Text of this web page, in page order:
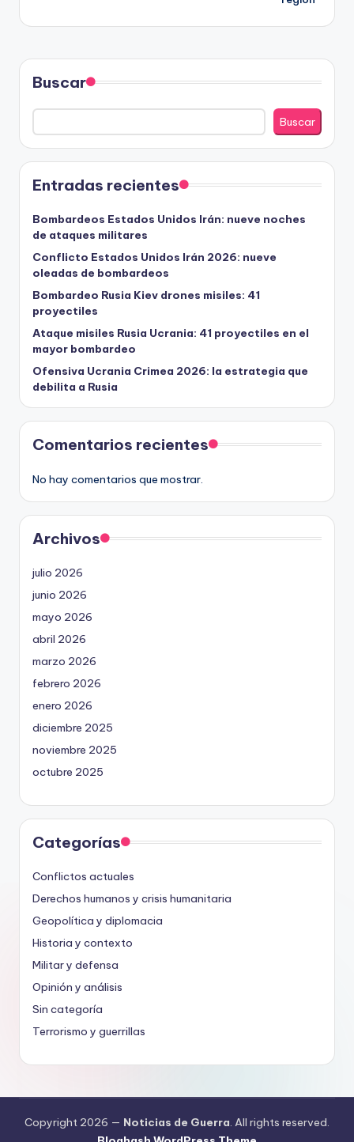
Buscar
Buscar
Entradas recientes
Bombardeos Estados Unidos Irán: nueve noches
de ataques militares
Conflicto Estados Unidos Irán 2026: nueve
oleadas de bombardeos
Bombardeo Rusia Kiev drones misiles: 41
proyectiles
Ataque misiles Rusia Ucrania: 41 proyectiles en el
mayor bombardeo
Ofensiva Ucrania Crimea 2026: la estrategia que
debilita a Rusia
Comentarios recientes
No hay comentarios que mostrar.
Archivos
julio 2026
junio 2026
mayo 2026
abril 2026
marzo 2026
febrero 2026
enero 2026
diciembre 2025
noviembre 2025
octubre 2025
Categorías
Conflictos actuales
Derechos humanos y crisis humanitaria
Geopolítica y diplomacia
Historia y contexto
Militar y defensa
Opinión y análisis
Sin categoría
Terrorismo y guerrillas
Copyright 2026 — Noticias de Guerra. All rights reserved.